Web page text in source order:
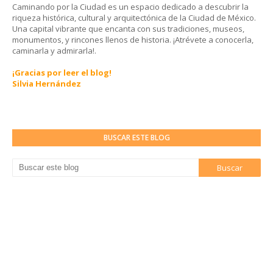
Caminando por la Ciudad es un espacio dedicado a descubrir la
riqueza histórica, cultural y arquitectónica de la Ciudad de México.
Una capital vibrante que encanta con sus tradiciones, museos,
monumentos, y rincones llenos de historia. ¡Atrévete a conocerla,
caminarla y admirarla!.
¡Gracias por leer el blog!
Silvia Hernández
BUSCAR ESTE BLOG